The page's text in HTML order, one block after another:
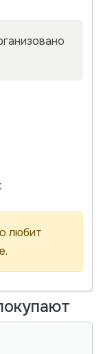
любит